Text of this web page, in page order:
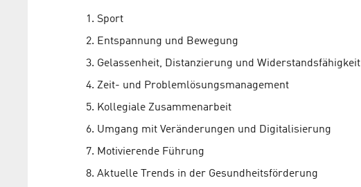
Sport
Entspannung und Bewegung
Gelassenheit, Distanzierung und Widerstandsfähigkeit
Zeit- und Problemlösungsmanagement
Kollegiale Zusammenarbeit
Umgang mit Veränderungen und Digitalisierung
Motivierende Führung
Aktuelle Trends in der Gesundheitsförderung